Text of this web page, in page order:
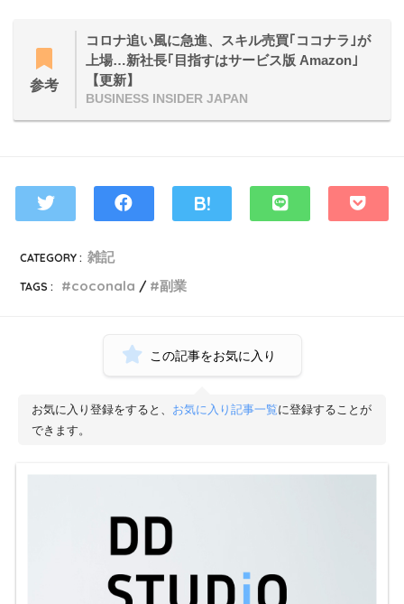
参考
コロナ追い風に急進、スキル売買｢ココナラ｣が
上場…新社長｢目指すはサービス版 Amazon｣
【更新】
BUSINESS INSIDER JAPAN
CATEGORY : 雑記
TAGS : coconala 副業
この記事をお気に入り
お気に入り登録をすると、 お気に入り記事一覧に登録することが
できます。